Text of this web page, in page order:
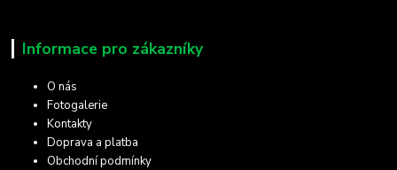
Informace pro zákazníky
O nás
Fotogalerie
Kontakty
Doprava a platba
Obchodní podmínky